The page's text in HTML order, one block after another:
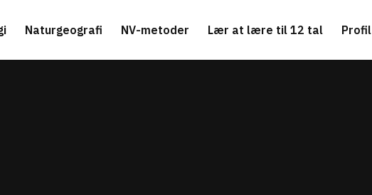
Naturgeografi NV-metoder Lær at lære til 12 tal Profil